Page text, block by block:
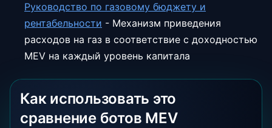
Руководство по газовому бюджету и
рентабельности - Механизм приведения
расходов на газ в соответствие с доходностью
MEV на каждый уровень капитала
Как использовать это
сравнение ботов MEV